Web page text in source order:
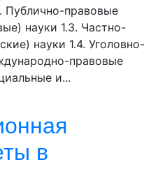
Публично-правовые
науки 1.3. Частно-
науки 1.4. Уголовно-
правовые
и...
в